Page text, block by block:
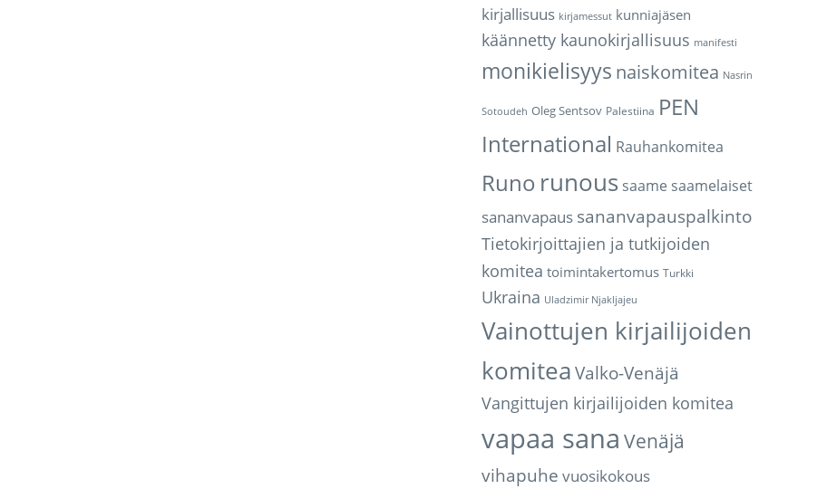
kirjallisuus kirjamessut kunniajäsen
käännetty kaunokirjallisuus manifesti
monikielisyys naiskomitea Nasrin
Sotoudeh Oleg Sentsov Palestiina PEN
International Rauhankomitea
Runo runous saame saamelaiset
sananvapaus sananvapauspalkinto
Tietokirjoittajien ja tutkijoiden
komitea toimintakertomus Turkki
Ukraina Uladzimir Njakljajeu
Vainottujen kirjailijoiden
komitea Valko-Venäjä
Vangittujen kirjailijoiden komitea
vapaa sana Venäjä
vihapuhe vuosikokous